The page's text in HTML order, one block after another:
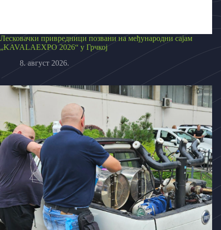
Лесковачки привредници позвани на међународни сајам
„KAVALAEXPO 2026“ у Грчкој
8. август 2026.